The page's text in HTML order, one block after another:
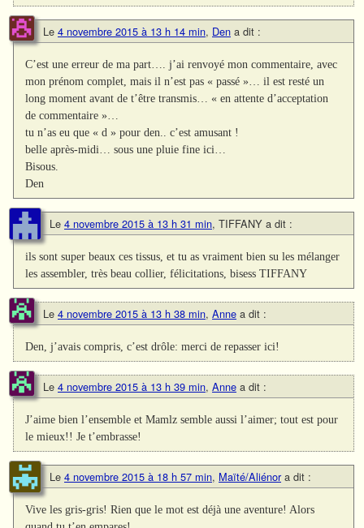
Le 4 novembre 2015 à 13 h 14 min, Den a dit :
C’est une erreur de ma part…. j’ai renvoyé mon commentaire, avec
mon prénom complet, mais il n’est pas « passé »… il est resté un
long moment avant de t’être transmis… « en attente d’acceptation
de commentaire »…
tu n’as eu que « d » pour den.. c’est amusant !
belle après-midi… sous une pluie fine ici…
Bisous.
Den
Le 4 novembre 2015 à 13 h 31 min, TIFFANY a dit :
ils sont super beaux ces tissus, et tu as vraiment bien su les mélanger
les assembler, très beau collier, félicitations, bisess TIFFANY
Le 4 novembre 2015 à 13 h 38 min, Anne a dit :
Den, j’avais compris, c’est drôle: merci de repasser ici!
Le 4 novembre 2015 à 13 h 39 min, Anne a dit :
J’aime bien l’ensemble et Mamlz semble aussi l’aimer; tout est pour
le mieux!! Je t’embrasse!
Le 4 novembre 2015 à 18 h 57 min, Maïté/Aliénor a dit :
Vive les gris-gris! Rien que le mot est déjà une aventure! Alors